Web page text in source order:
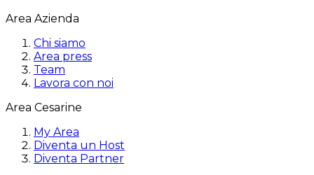
Area Azienda
Chi siamo
Area press
Team
Lavora con noi
Area Cesarine
My Area
Diventa un Host
Diventa Partner